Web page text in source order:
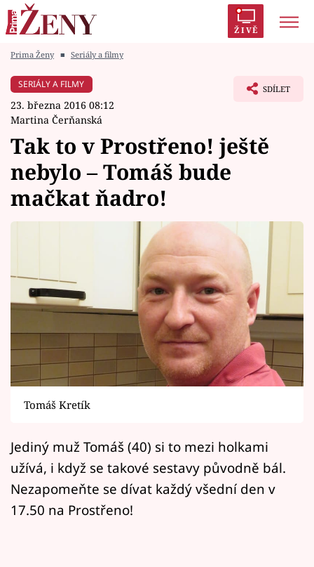
ŽIVĚ
Módní alarm
Témata
Celebrity
Seriály
Horoskopy
Sledujte prima+
Filmový festival Karlovy Vary
Mámy sobě
Přihlášení
Prima Ženy ■ Seriály a filmy
SERIÁLY A FILMY
23. března 2016 08:12
Martina Čerňanská
SDÍLET
Tak to v Prostřeno! ještě
nebylo – Tomáš bude
mačkat ňadro!
Tomáš Kretík
Jediný muž Tomáš (40) si to mezi holkami
užívá, i když se takové sestavy původně bál.
Nezapomeňte se dívat každý všední den v
17.50 na Prostřeno!